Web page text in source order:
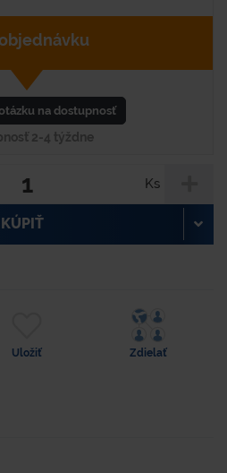
na dostupnosť
2-4 týždne
Ks
KÚPIŤ
Uložiť Zdielať